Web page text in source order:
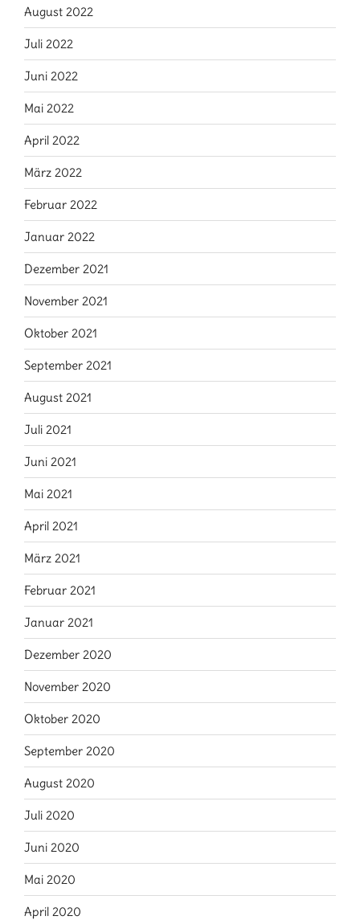
August 2022
Juli 2022
Juni 2022
Mai 2022
April 2022
März 2022
Februar 2022
Januar 2022
Dezember 2021
November 2021
Oktober 2021
September 2021
August 2021
Juli 2021
Juni 2021
Mai 2021
April 2021
März 2021
Februar 2021
Januar 2021
Dezember 2020
November 2020
Oktober 2020
September 2020
August 2020
Juli 2020
Juni 2020
Mai 2020
April 2020